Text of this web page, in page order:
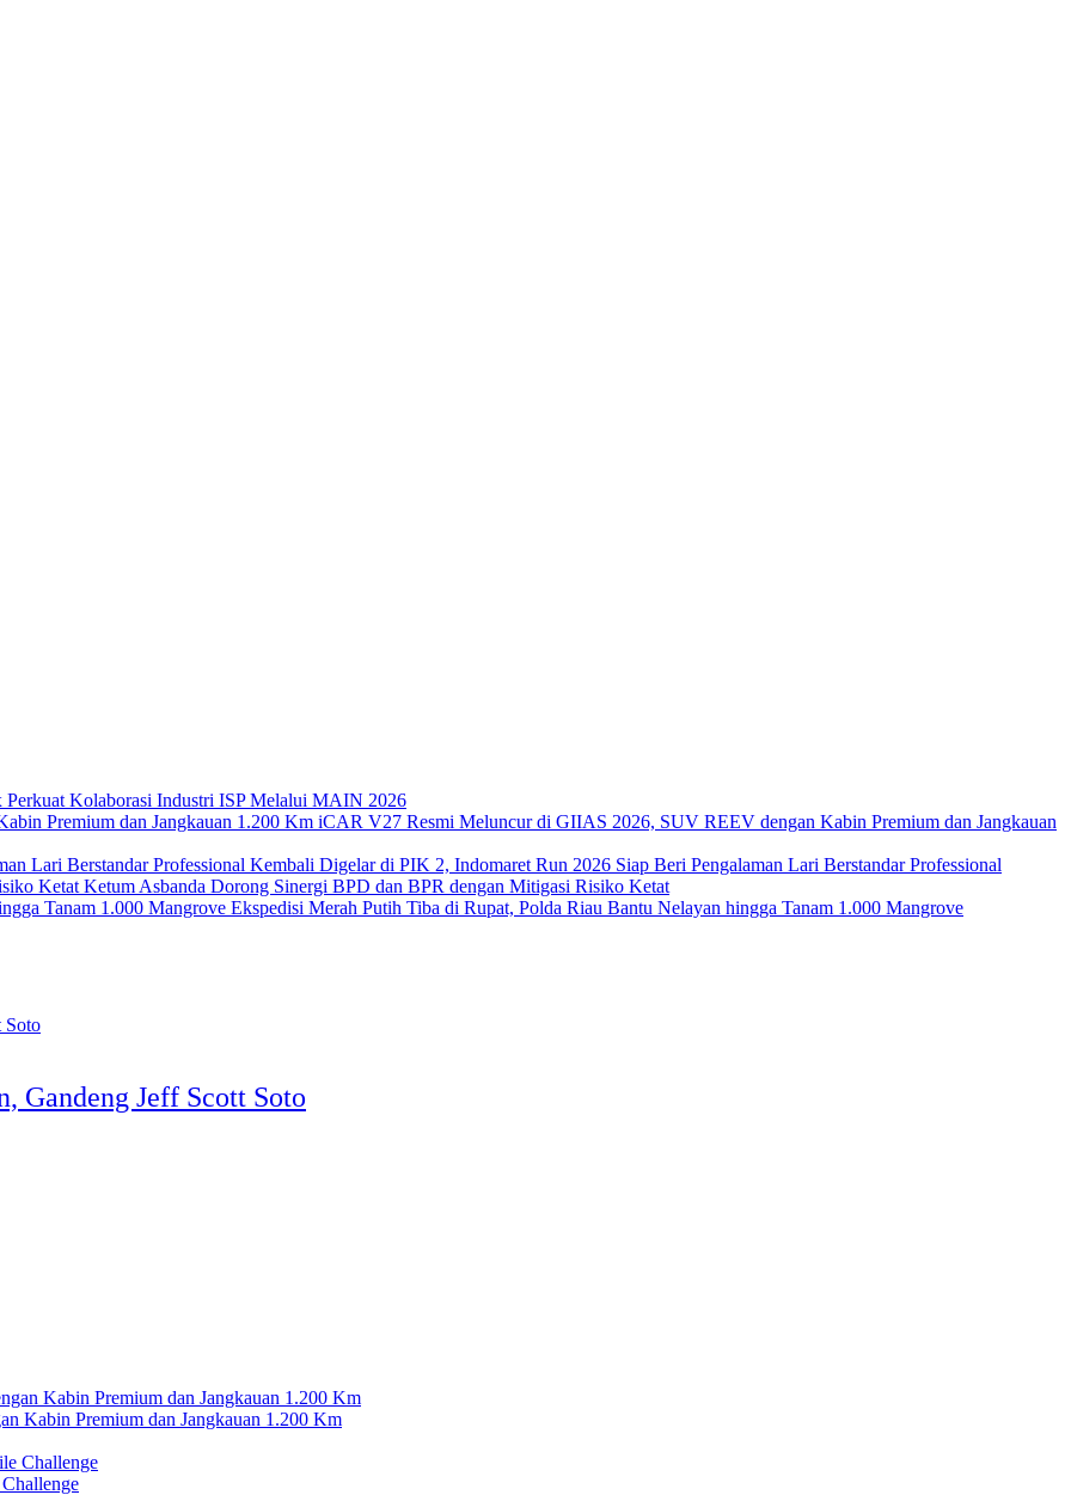
Perkuat Kolaborasi Industri ISP Melalui MAIN 2026
iCAR V27 Resmi Meluncur di GIIAS 2026, SUV REEV dengan Kabin Premium dan Jangkauan
Kembali Digelar di PIK 2, Indomaret Run 2026 Siap Beri Pengalaman Lari Berstandar Professional
Ketum Asbanda Dorong Sinergi BPD dan BPR dengan Mitigasi Risiko Ketat
Ekspedisi Merah Putih Tiba di Rupat, Polda Riau Bantu Nelayan hingga Tanam 1.000 Mangrove
Gandeng Jeff Scott Soto
Kabin Premium dan Jangkauan 1.200 Km